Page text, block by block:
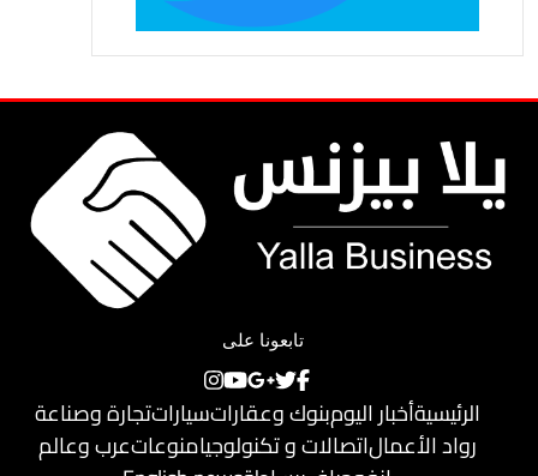
تابعونا على
الرئيسيةأخبار اليومبنوك وعقاراتسياراتتجارة وصناعة
رواد الأعمالاتصالات و تكنولوجيامنوعاتعرب وعالم